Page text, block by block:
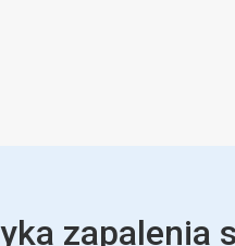
zapalenia